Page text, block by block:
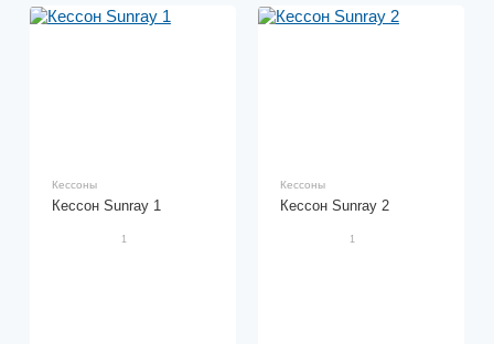
Кессоны
Кессон Sunray 1
1
Кессоны
Кессон Sunray 2
1